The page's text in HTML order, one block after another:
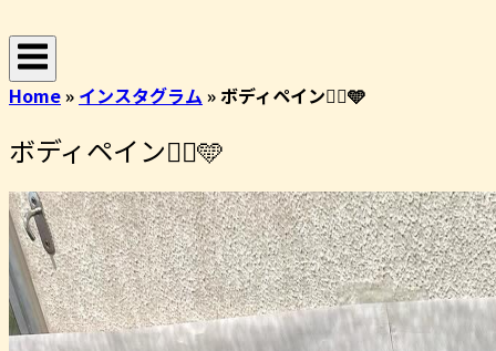
ン
テ
ン
へ
キ
ッ
プ
ー
ム
Home» インスタグラム »ボディペイント🏻🩵
ボディペイント🏻🩵